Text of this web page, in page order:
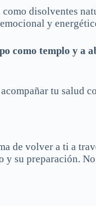
disolventes
y
como templo y a
tu salud
de volver a ti a
y su preparación.